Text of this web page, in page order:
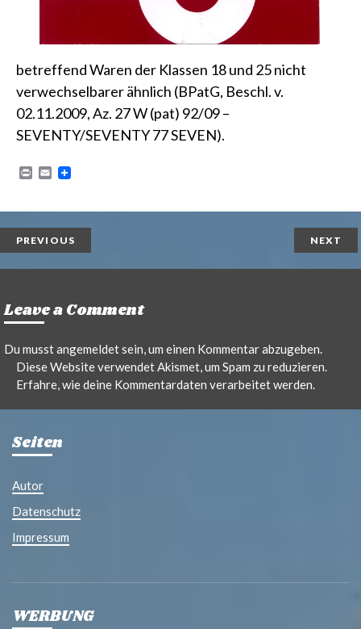
betreffend Waren der Klassen 18 und 25 nicht
verwechselbarer ähnlich (BPatG, Beschl. v.
02.11.2009, Az. 27 W (pat) 92/09 –
SEVENTY/SEVENTY 77 SEVEN).
P
n
t
E
i
l
PREVIOUS NEXT
Leave a Comment
Du musstangemeldetsein, um einen Kommentar abzugeben.
Diese Website verwendet Akismet, um Spam zu reduzieren.
Erfahre, wie deine Kommentardaten verarbeitet werden.
Seiten
Autor
Datenschutz
Impressum
WERBUNG